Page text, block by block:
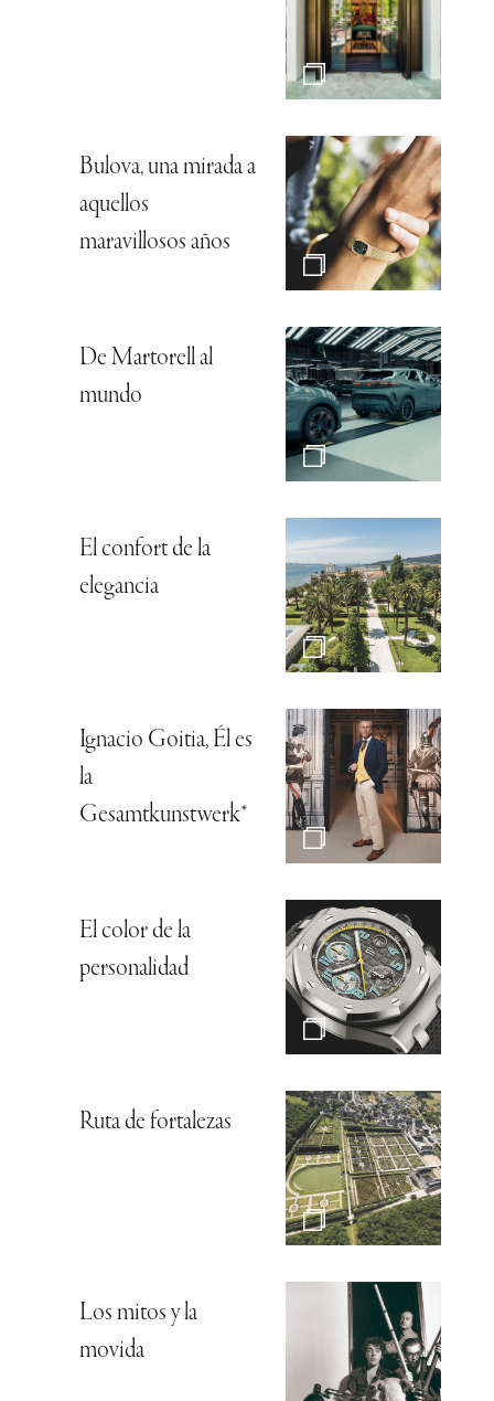
Bulova, una mirada a
aquellos
maravillosos años
De Martorell al
mundo
El confort de la
elegancia
Ignacio Goitia, Él es
la
Gesamtkunstwerk*
El color de la
personalidad
Ruta de fortalezas
Los mitos y la
movida